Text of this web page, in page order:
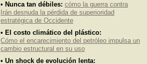
• Un shock de evolución lenta:
• El costo climático del plástico:
Cómo el encarecimiento del petróleo impulsa un
cambio estructural en su uso
• Nunca tan débiles: cómo la guerra contra
Irán desnuda la pérdida de superioridad
estratégica de Occidente